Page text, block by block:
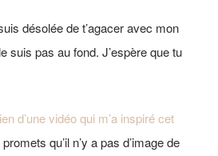
désolée de t’agacer avec mon
suis pas au fond. J’espère que tu
d’une vidéo qui m’a inspiré cet
qu’il n’y a pas d’image de